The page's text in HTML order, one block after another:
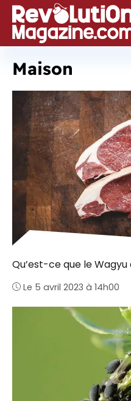
Aller
au
contenu
Maison
Qu’est-ce que le
Le 5 avril 2023 à 14h00